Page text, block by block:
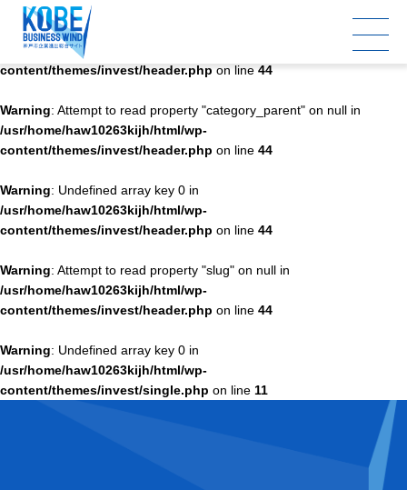
Warning: Undefined array key 0 in
/usr/home/haw10263kijh/html/wp-
content/themes/invest/header.php on line 44
Warning: Attempt to read property "category_parent" on null in
/usr/home/haw10263kijh/html/wp-
content/themes/invest/header.php on line 44
Warning: Undefined array key 0 in
/usr/home/haw10263kijh/html/wp-
content/themes/invest/header.php on line 44
Warning: Attempt to read property "slug" on null in
/usr/home/haw10263kijh/html/wp-
content/themes/invest/header.php on line 44
Warning: Undefined array key 0 in
/usr/home/haw10263kijh/html/wp-
content/themes/invest/single.php on line 11